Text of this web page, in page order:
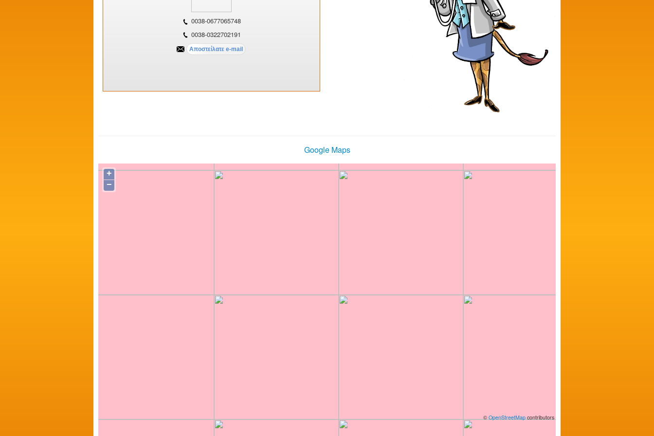
0038-0677065748
0038-0322702191
Google Maps
+
−
©OpenStreetMapcontributors